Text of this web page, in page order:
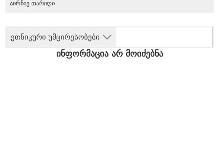
ეთნიკური უმცირესობები
ინფორმაცია არ მოიძებნა